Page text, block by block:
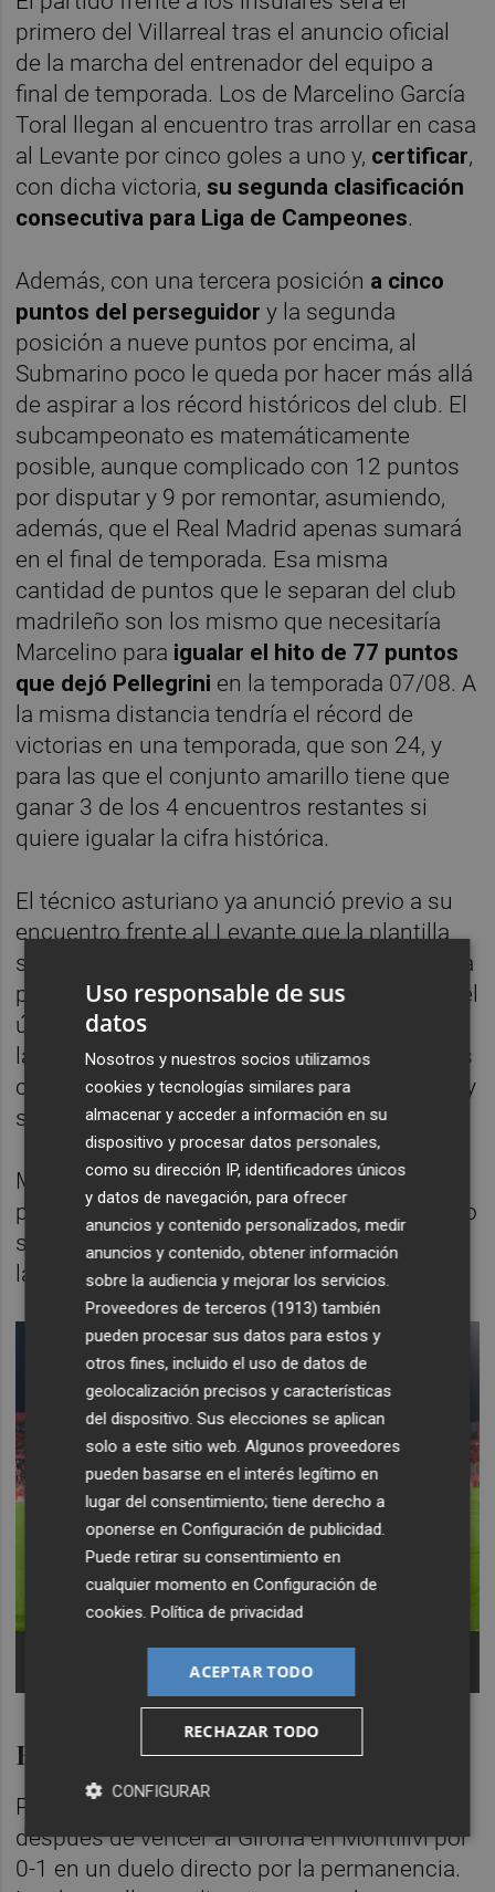
primero del Villarreal tras el anuncio oficial
de la marcha del entrenador del equipo a
final de temporada. Los de Marcelino García
Toral llegan al encuentro tras arrollar en casa
al Levante por cinco goles a uno y, certificar,
con dicha victoria,su segunda clasificación
consecutiva para Liga de Campeones.
Además, con una tercera posición a cinco
puntos del perseguidor y la segunda
posición a nueve puntos por encima, al
Submarino poco le queda por hacer más allá
de aspirar a los récord históricos del club. El
subcampeonato es matemáticamente
posible, aunque complicado con 12 puntos
por disputar y 9 por remontar, asumiendo,
además, que el Real Madrid apenas sumará
en el final de temporada. Esa misma
cantidad de puntos que le separan del club
madrileño son los mismo que necesitaría
Marcelino para igualar el hito de 77 puntos
que dejó Pellegrini en la temporada 07/08. A
la misma distancia tendría el récord de
victorias en una temporada, que son 24, y
para las que el conjunto amarillo tiene que
ganar 3 de los 4 encuentros restantes si
quiere igualar la cifra histórica.
El técnico asturiano ya anunció previo a su
encuentro frente al Levante que la plantilla
seguiría "siendo
" a
pesar de la cómoda posición del equipo en el
último tramo de competición y sin importar
la situación de futuros rivales en situaciones
comprometidas como fueron los 'granotas' y
serán Mallorca y Sevilla.
Marcelino García contará con toda la
plantilla, a excepción deLogan Costa, que no
se entrenó el jueves, y los lesionados de
larga duración Foyth y Cabanes.
Jugadores del Mallorca celebran el gol en Montilivi.
Buena dinámica, mucha necesidad
Por su parte, el Mallorca llega al encuentro
después de vencer al Girona en Montilivi por
0-1 en un duelo directo por la permanencia.
Uso responsable de sus
datos
Nosotros y nuestros socios utilizamos
cookies y tecnologías similares para
almacenar y acceder a información en su
dispositivo y procesar datos personales,
como su dirección IP, identificadores únicos
y datos de navegación, para ofrecer
anuncios y contenido personalizados, medir
anuncios y contenido, obtener información
sobre la audiencia y mejorar los servicios.
Proveedores de terceros (1913) también
pueden procesar sus datos para estos y
otros fines, incluido el uso de datos de
geolocalización precisos y características
del dispositivo. Sus elecciones se aplican
solo a este sitio web. Algunos proveedores
pueden basarse en el interés legítimo en
lugar del consentimiento; tiene derecho a
oponerse enConfiguración de publicidad.
Puede retirar su consentimiento en
cualquier momento enConfiguración de
cookies.Política de privacidad
ACEPTAR TODO
RECHAZAR TODO
CONFIGURAR